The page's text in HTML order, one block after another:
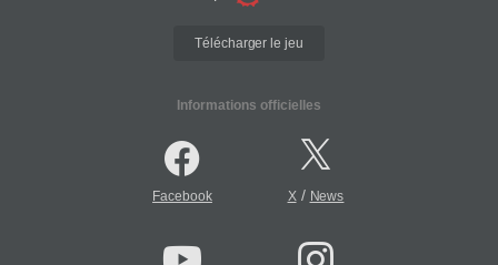
Télécharger le jeu
Informations officielles
Facebook X/ News